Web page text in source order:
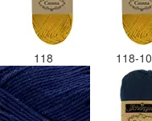
118 118-10